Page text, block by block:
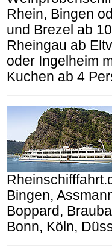
Rhein, Bingen
und Brezel ab
Rheingau ab
oder Ingelheim
Kuchen ab 4
Bingen,
Boppard,
Bonn, Köln,